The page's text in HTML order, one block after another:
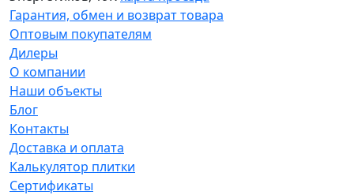
Гарантия, обмен и возврат товара
Оптовым покупателям
Дилеры
О компании
Наши объекты
Блог
Контакты
Доставка и оплата
Калькулятор плитки
Сертификаты